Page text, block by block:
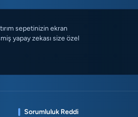
sepetinizin ekran
yapay zekası size özel
Sorumluluk Reddi